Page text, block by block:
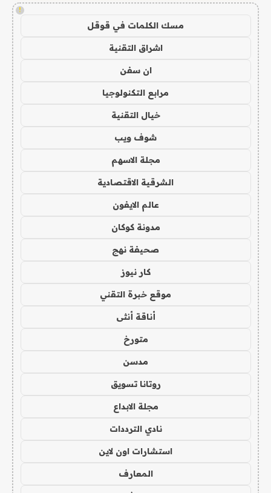
!
مسك الكلمات في قوقل
اشراق التقنية
ان سفن
مرابع التكنولوجيا
خيال التقنية
شوف ويب
مجلة الاسهم
الشرقية الاقتصادية
عالم الايفون
مدونة كوكان
صحيفة نهج
كار نيوز
موقع خبرة التقني
أناقة أنثى
متورخ
مدسن
روتانا تسويق
مجلة الابداع
نادي الترددات
استشارات اون لاين
المعارف